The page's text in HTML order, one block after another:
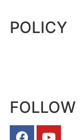
POLICY
FOLLOW